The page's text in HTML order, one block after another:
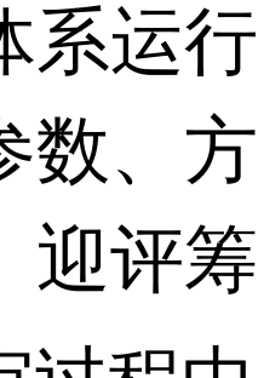
系运
数、
迎评